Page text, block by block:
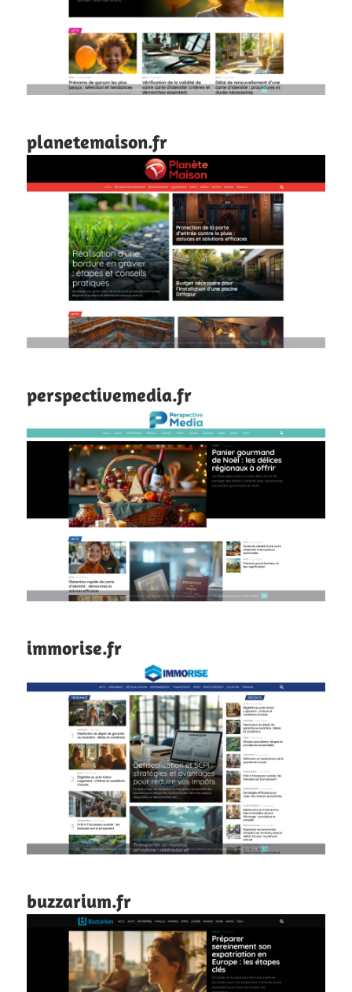
planetemaison.fr
perspectivemedia.fr
immorise.fr
buzzarium.fr